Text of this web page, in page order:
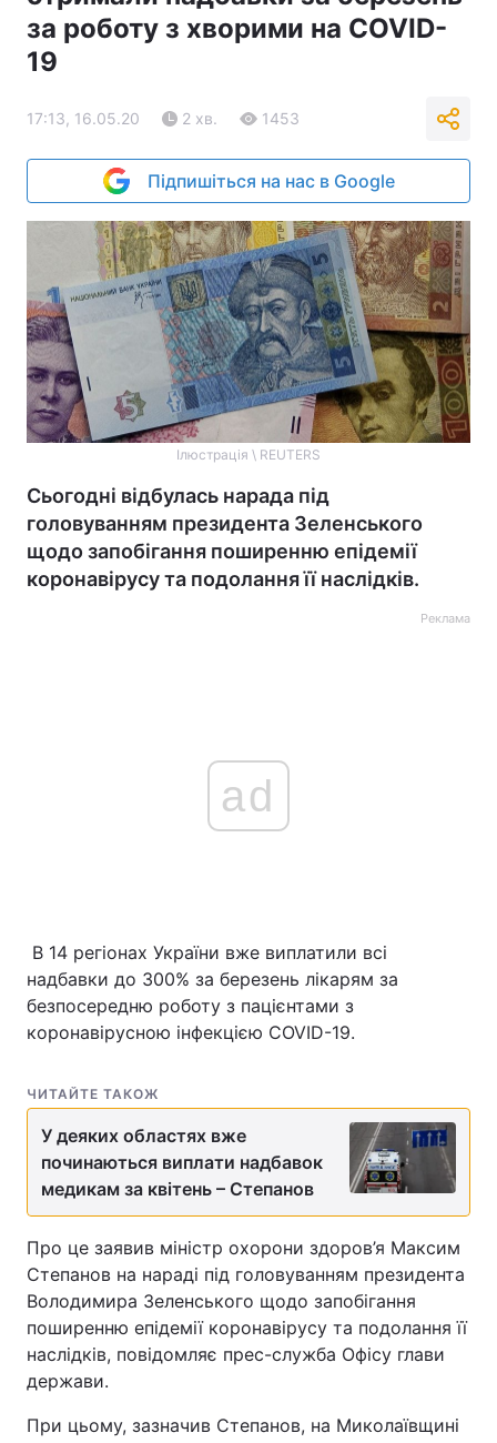
за роботу з хворими на COVID-
19
17:13, 16.05.20 2 хв. 1453
Підпишіться на нас в Google
Ілюстрація \ REUTERS
Сьогодні відбулась нарада під
головуванням президента Зеленського
щодо запобігання поширенню епідемії
коронавірусу та подолання її наслідків.
Реклама
ad
В 14 регіонах України вже виплатили всі
надбавки до 300% за березень лікарям за
безпосередню роботу з пацієнтами з
коронавірусною інфекцією COVID-19.
ЧИТАЙТЕ ТАКОЖ
У деяких областях вже
починаються виплати надбавок
медикам за квітень – Степанов
Про це заявив міністр охорони здоров’я Максим
Степанов на нараді під головуванням президента
Володимира Зеленського щодо запобігання
поширенню епідемії коронавірусу та подолання її
наслідків, повідомляє прес-служба Офісу глави
держави.
При цьому, зазначив Степанов, на Миколаївщині